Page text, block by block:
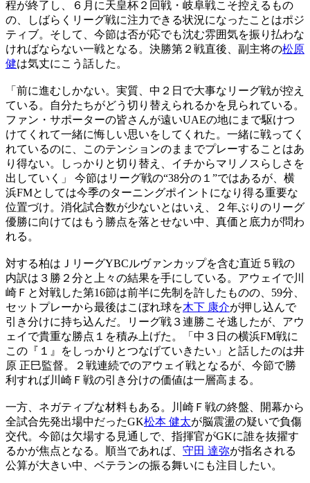
程が終了し、６月に天皇杯２回戦・岐阜戦こそ控えるもの
の、しばらくリーグ戦に注力できる状況になったことはポジ
ティブ。そして、今節は否が応でも沈む雰囲気を振り払わな
ければならない一戦となる。決勝第２戦直後、副主将の松原
健は気丈にこう話した。
「前に進むしかない。実質、中２日で大事なリーグ戦が控え
ている。自分たちがどう切り替えられるかを見られている。
ファン・サポーターの皆さんが遠いUAEの地にまで駆けつ
けてくれて一緒に悔しい思いをしてくれた。一緒に戦ってく
れているのに、このテンションのままでプレーすることはあ
り得ない。しっかりと切り替え、イチからマリノスらしさを
出していく」 今節はリーグ戦の“38分の１”ではあるが、横
浜FMとしては今季のターニングポイントになり得る重要な
位置づけ。消化試合数が少ないとはいえ、２年ぶりのリーグ
優勝に向けてはもう勝点を落とせない中、真価と底力が問わ
れる。
対する柏はＪリーグYBCルヴァンカップを含む直近５戦の
内訳は３勝２分と上々の結果を手にしている。アウェイで川
崎Ｆと対戦した第16節は前半に先制を許したものの、59分、
セットプレーから最後はこぼれ球を木下 康介が押し込んで
引き分けに持ち込んだ。リーグ戦３連勝こそ逃したが、アウ
ェイで貴重な勝点１を積み上げた。「中３日の横浜FM戦に
この『１』をしっかりとつなげていきたい」と話したのは井
原 正巳監督。２戦連続でのアウェイ戦となるが、今節で勝
利すれば川崎Ｆ戦の引き分けの価値は一層高まる。
一方、ネガティブな材料もある。川崎Ｆ戦の終盤、開幕から
全試合先発出場中だったGK松本 健太が脳震盪の疑いで負傷
交代。今節は欠場する見通しで、指揮官がGKに誰を抜擢す
るかが焦点となる。順当であれば、 守田 達弥が指名される
公算が大きい中、ベテランの振る舞いにも注目したい。